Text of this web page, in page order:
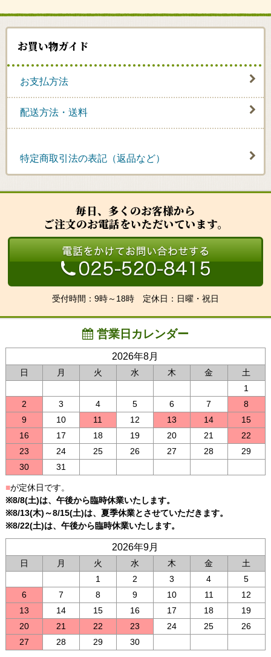
お買い物ガイド
お支払方法
配送方法・送料
特定商取引法の表記（返品など）
毎日、多くのお客様から
ご注文のお電話をいただいています。
受付時間：9時～18時 定休日：日曜・祝日
営業日カレンダー
2026年8月
日 月 火 水 木 金
土
1
2
3 4 5 6 7
8
9
10 11 12 13 14
15
16
17 18 19 20 21
22
23
24 25 26 27 28
29
30
31
■が定休日です。
※8/8(土)は、午後から臨時休業いたします。
※8/13(木)～8/15(土)は、夏季休業とさせていただきます。
※8/22(土)は、午後から臨時休業いたします。
2026年9月
日 月 火 水 木 金
土
1
2 3 4
5
6
7 8 9 10 11
12
13
14 15 16 17 18
19
20
21 22 23 24 25
26
27
28 29 30